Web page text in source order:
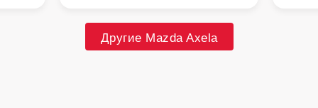
Другие Mazda Axela